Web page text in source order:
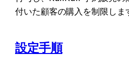
付いた顧客の購入を制限しま
設定手順